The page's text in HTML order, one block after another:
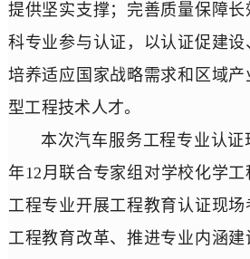
提供坚实支撑；完善质量保障
科专业参与认证，以认证促建设
培养适应国家战略需求和区域
型工程技术人才。
本次汽车服务工程专业认证
年12月联合专家组对学校化学工
工程专业开展工程教育认证现
工程教育改革、推进专业内涵